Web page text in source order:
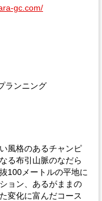
gc.com/
ランニング
風格のあるチャンピ
る布引山脈のなだら
100メートルの平地に
ョン、あるがままの
変化に富んだコース